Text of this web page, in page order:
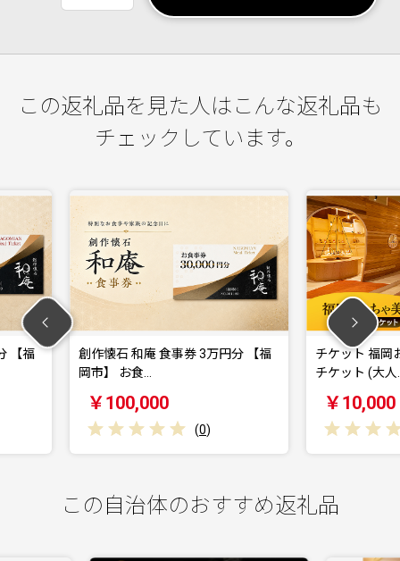
この返礼品を見た人はこんな返礼品も
チェックしています。
3万円分 【福
チケット 福岡おもちゃ美術館 ペア
チケット (大人…
￥10,000
青森
券
￥
この自治体のおすすめ返礼品